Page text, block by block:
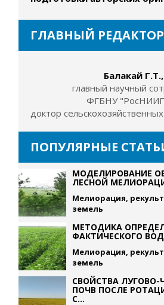
ГЛАВНЫЙ РЕДАКТОР
Балакай Г.Т.,
главный научный
ФГБНУ
доктор
ПОПУЛЯРНЫЕ
МОДЕЛИРОВАНИЕ
ЛЕСНОЙ
Мелиорация,
земель
МЕТОДИКА
ФАКТИЧЕСКОГО
Мелиорация,
земель
СВОЙСТВА
ПОЧВ ПОСЛЕ
С...